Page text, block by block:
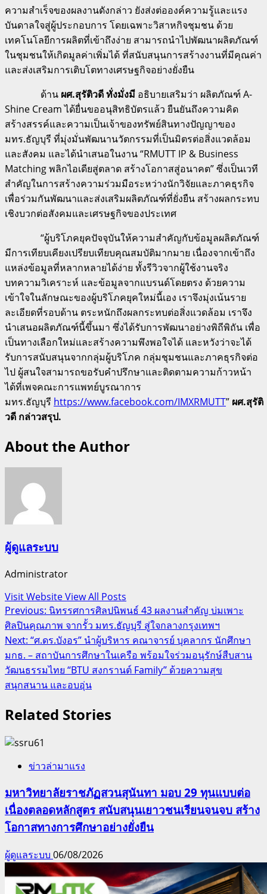
ความสำเร็จของผลงานดังกล่าว ยังส่งต่อองค์ความรู้และแรง
บันดาลใจสู่ผู้ประกอบการ โดยเฉพาะวิสาหกิจชุมชน ด้วย
เทคโนโลยีการผลิตที่เข้าถึงง่าย สามารถนำไปพัฒนาผลิตภัณฑ์
ในชุมชนให้เกิดมูลค่าเพิ่มได้ ที่สนับสนุนการสร้างงานที่มีคุณค่า
และส่งเสริมการเติบโตทางเศรษฐกิจอย่างยั่งยืน
ด้าน ผศ.สุรัติวดี ทั่งมั่งมี อธิบายเสริมว่า ผลิตภัณฑ์ A-
Shine Cream ได้ยื่นขออนุสิทธิบัตรแล้ว ยืนยันถึงความคิด
สร้างสรรค์และความเป็นเจ้าของทรัพย์สินทางปัญญาของ
มทร.ธัญบุรี ที่มุ่งมั่นพัฒนานวัตกรรมที่เป็นมิตรต่อสิ่งแวดล้อม
และสังคม และได้นำเสนอในงาน “RMUTT IP & Business
Matching พลิกไอเดียสู่ตลาด สร้างโอกาสสู่อนาคต” ซึ่งเป็นเวที
สำคัญในการสร้างความร่วมมือระหว่างนักวิจัยและภาคธุรกิจ
เพื่อร่วมกันพัฒนาและส่งเสริมผลิตภัณฑ์ที่ยั่งยืน สร้างผลกระทบ
เชิงบวกต่อสังคมและเศรษฐกิจของประเทศ
“ผู้บริโภคยุคปัจจุบันให้ความสำคัญกับข้อมูลผลิตภัณฑ์
มีการเทียบเคียงเปรียบเทียบคุณสมบัติมากมาย เนื่องจากเข้าถึง
แหล่งข้อมูลที่หลากหลายได้ง่าย ทั้งรีวิวจากผู้ใช้งานจริง
บทความวิเคราะห์ และข้อมูลจากแบรนด์โดยตรง ด้วยความ
เข้าใจในลักษณะของผู้บริโภคยุคใหม่นี้เอง เราจึงมุ่งเน้นราย
ละเอียดที่รอบด้าน ตระหนักถึงผลกระทบต่อสิ่งแวดล้อม เราจึง
นำเสนอผลิตภัณฑ์นี้ขึ้นมา ซึ่งได้รับการพัฒนาอย่างพิถีพิถัน เพื่อ
เป็นทางเลือกใหม่และสร้างความพึงพอใจได้ และหวังว่าจะได้
รับการสนับสนุนจากกลุ่มผู้บริโภค กลุ่มชุมชนและภาคธุรกิจต่อ
ไป ผู้สนใจสามารถขอรับคำปรึกษาและติดตามความก้าวหน้า
ได้ที่เพจคณะการแพทย์บูรณาการ
มทร.ธัญบุรี https://www.facebook.com/IMXRMUTT” ผศ.สุรัติ
วดี กล่าวสรุป.
About the Author
ผู้ดูแลระบบ
Administrator
Visit WebsiteView All Posts
Post
navigation
Previous: นิทรรศการศิลปนิพนธ์ 43 ผลงานสำคัญ บ่มเพาะ
ศิลปินคุณภาพ จากรั้ว มทร.ธัญบุรี สู่ใจกลางกรุงเทพฯ
Next: “ศ.ดร.บังอร” นำผู้บริหาร คณาจารย์ บุคลากร นักศึกษา
มกธ. – สถาบันการศึกษาในเครือ พร้อมใจร่วมอนุรักษ์สืบสาน
วัฒนธรรมไทย “BTU สงกรานต์ Family” ด้วยความสุข
สนุกสนาน และอบอุ่น
Related Stories
ข่าวล่ามาแรง
มหาวิทยาลัยราชภัฏสวนสุนันทา มอบ 29 ทุนแบบต่อ
เนื่องตลอดหลักสูตร สนับสนุนเยาวชนเรียนจนจบ สร้าง
โอกาสทางการศึกษาอย่างยั่งยืน
ผู้ดูแลระบบ 06/08/2026